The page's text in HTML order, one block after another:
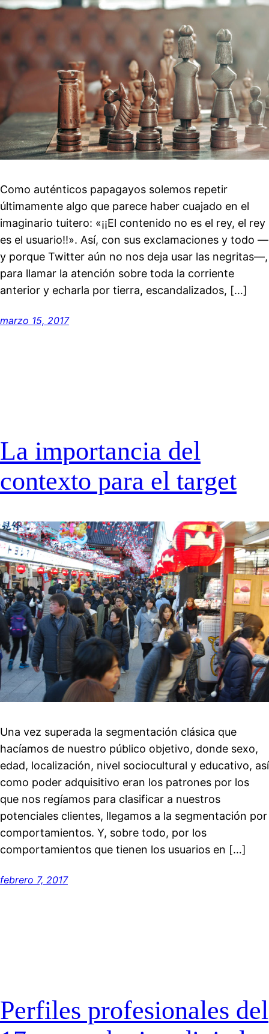
Como auténticos papagayos solemos repetir
últimamente algo que parece haber cuajado en el
imaginario tuitero: «¡¡El contenido no es el rey, el rey
es el usuario!!». Así, con sus exclamaciones y todo —
y porque Twitter aún no nos deja usar las negritas—,
para llamar la atención sobre toda la corriente
anterior y echarla por tierra, escandalizados, […]
marzo 15, 2017
La importancia del
contexto para el target
Una vez superada la segmentación clásica que
hacíamos de nuestro público objetivo, donde sexo,
edad, localización, nivel sociocultural y educativo, así
como poder adquisitivo eran los patrones por los
que nos regíamos para clasificar a nuestros
potenciales clientes, llegamos a la segmentación por
comportamientos. Y, sobre todo, por los
comportamientos que tienen los usuarios en […]
febrero 7, 2017
Perfiles profesionales del